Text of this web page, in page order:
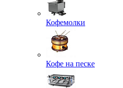
Кофемолки
Кофе на песке